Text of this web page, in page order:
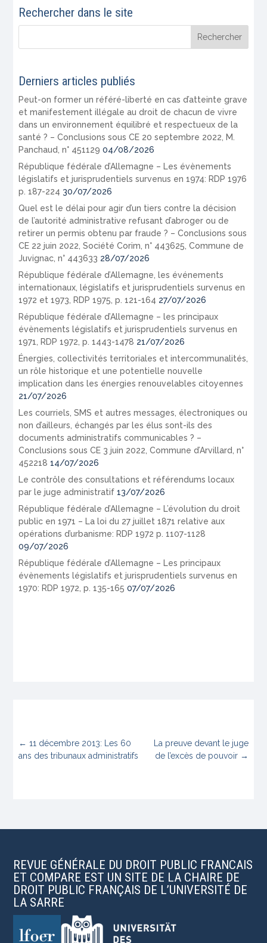
Rechercher dans le site
Derniers articles publiés
Peut-on former un référé-liberté en cas d’atteinte grave
et manifestement illégale au droit de chacun de vivre
dans un environnement équilibré et respectueux de la
santé ? – Conclusions sous CE 20 septembre 2022, M.
Panchaud, n° 451129 04/08/2026
République fédérale d’Allemagne – Les évènements
législatifs et jurisprudentiels survenus en 1974: RDP 1976
p. 187-224 30/07/2026
Quel est le délai pour agir d’un tiers contre la décision
de l’autorité administrative refusant d’abroger ou de
retirer un permis obtenu par fraude ? – Conclusions sous
CE 22 juin 2022, Société Corim, n° 443625, Commune de
Juvignac, n° 443633 28/07/2026
République fédérale d’Allemagne, les événements
internationaux, législatifs et jurisprudentiels survenus en
1972 et 1973, RDP 1975, p. 121-164 27/07/2026
République fédérale d’Allemagne – les principaux
évènements législatifs et jurisprudentiels survenus en
1971, RDP 1972, p. 1443-1478 21/07/2026
Énergies, collectivités territoriales et intercommunalités,
un rôle historique et une potentielle nouvelle
implication dans les énergies renouvelables citoyennes
21/07/2026
Les courriels, SMS et autres messages, électroniques ou
non d’ailleurs, échangés par les élus sont-ils des
documents administratifs communicables ? –
Conclusions sous CE 3 juin 2022, Commune d’Arvillard, n°
452218 14/07/2026
Le contrôle des consultations et référendums locaux
par le juge administratif 13/07/2026
République fédérale d’Allemagne – L’évolution du droit
public en 1971 – La loi du 27 juillet 1871 relative aux
opérations d’urbanisme: RDP 1972 p. 1107-1128
09/07/2026
République fédérale d’Allemagne – Les principaux
évènements législatifs et jurisprudentiels survenus en
1970: RDP 1972, p. 135-165 07/07/2026
←11 décembre 2013: Les 60
ans des tribunaux administratifs
La preuve devant le juge
de l’excès de pouvoir→
REVUE GÉNÉRALE DU DROIT PUBLIC FRANCAIS
ET COMPARE EST UN SITE DE LA CHAIRE DE
DROIT PUBLIC FRANÇAIS DE L’UNIVERSITÉ DE
LA SARRE